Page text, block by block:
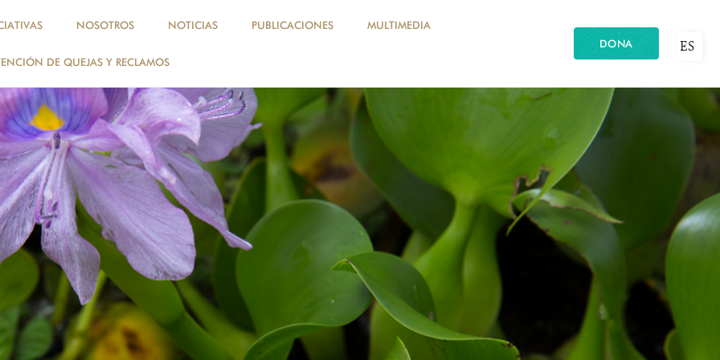
NOSOTROS NOTICIAS PUBLICACIONES MULTIMEDIA
DE QUEJAS Y RECLAMOS
DONA ES